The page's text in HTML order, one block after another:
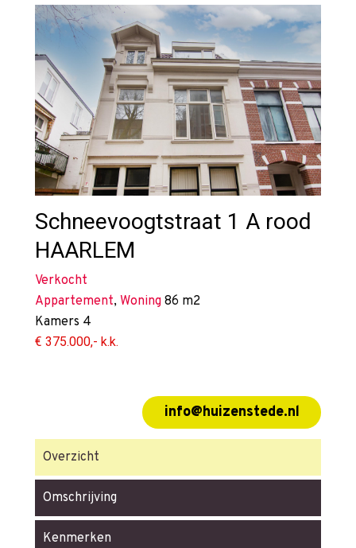
Schneevoogtstraat 1 A rood
HAARLEM
Verkocht
Appartement, Woning 86 m2
Kamers 4
€ 375.000,- k.k.
info@huizenstede.nl
Overzicht
Omschrijving
Kenmerken